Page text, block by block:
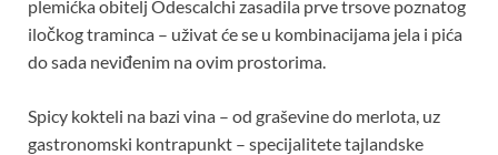
plemićka obitelj Odescalchi zasadila prve trsove poznatog
iločkog traminca – uživat će se u kombinacijama jela i pića
do sada neviđenim na ovim prostorima.
Spicy kokteli na bazi vina – od graševine do merlota, uz
gastronomski kontrapunkt – specijalitete tajlandske